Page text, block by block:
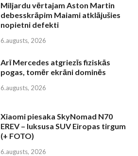
Miljardu vērtajam Aston Martin
debesskrāpim Maiami atklājušies
nopietni defekti
6.augusts, 2026
Arī Mercedes atgriezīs fiziskās
pogas, tomēr ekrāni dominēs
6.augusts, 2026
Xiaomi piesaka SkyNomad N70
EREV – luksusa SUV Eiropas tirgum
(+ FOTO)
6.augusts, 2026